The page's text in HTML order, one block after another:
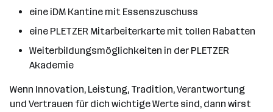
eine iDM Kantine mit Essenszuschuss
eine PLETZER Mitarbeiterkarte mit tollen Rabatten
Weiterbildungsmöglichkeiten in der PLETZER
Akademie
Wenn Innovation, Leistung, Tradition, Verantwortung
und Vertrauen für dich wichtige Werte sind, dann wirst